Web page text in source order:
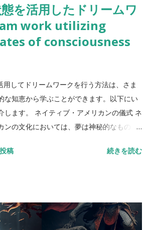
々な象徴的な意味を持つようにもなってい
ビは社会的な消費者主義や大衆文化への批
欲望に対する反省といったテーマを扱った
があります。一般的には、死人は終わりや
です。この夢は、何かしらのストレスや心
の行動や選択に対する罪悪感や後悔を表す
います。 死人になる夢 死人になる夢は、...
を活用したドリームワ
work utilizing
of consciousness
してドリームワークを行う方法は、さま
な知恵から学ぶことができます。以下にい
します。 ネイティブ・アメリカンの儀式 ネ
ンの文化においては、夢は神秘的なものと
夢の内容や感情だけでなく、夢を見た時の
にあるスー族（ラコタ族）の伝統的な儀式
・ロッジ」では、暗くて狭い空間で発熱物
稿 続きを読む